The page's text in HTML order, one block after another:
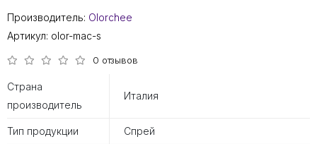
Производитель: Olorchee
Артикул: olor-mac-s
0 отзывов
Страна
производитель
Италия
Тип продукции Спрей